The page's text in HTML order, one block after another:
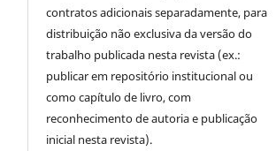
contratos adicionais separadamente, para
distribuição não exclusiva da versão do
trabalho publicada nesta revista (ex.:
publicar em repositório institucional ou
como capítulo de livro, com
reconhecimento de autoria e publicação
inicial nesta revista).